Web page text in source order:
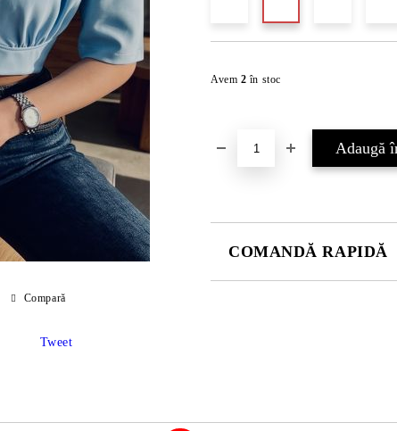
Avem 2 în stoc
COMANDĂ RAPIDĂ
Compară
Tweet